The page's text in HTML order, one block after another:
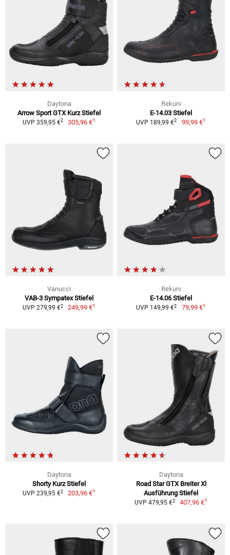
Daytona
Arrow Sport GTX Kurz Stiefel
UVP 359,95 €2 305,96 €1
Rekurv
E-14.03 Stiefel
UVP 189,99 €2 99,99 €1
Vanucci
VAB-3 Sympatex Stiefel
UVP 279,99 €2 249,99 €1
Rekurv
E-14.06 Stiefel
UVP 149,99 €2 79,99 €1
Daytona
Shorty Kurz Stiefel
UVP 239,95 €2 203,96 €1
Daytona
Road Star GTX Breiter Xl
Ausführung Stiefel
UVP 479,95 €2 407,96 €1